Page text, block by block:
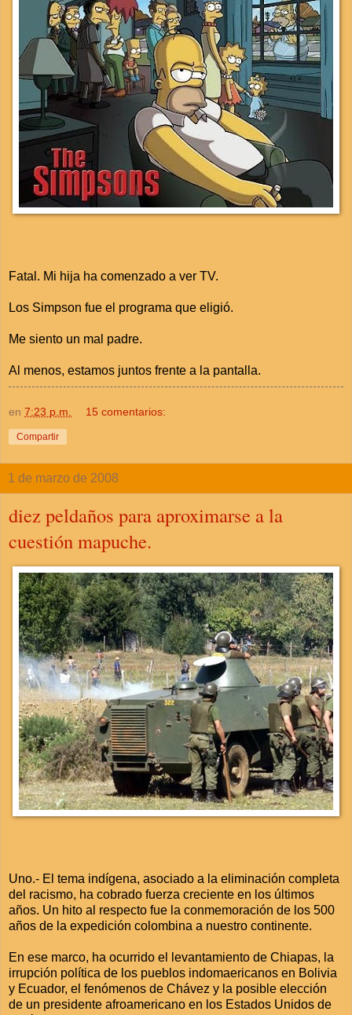
Fatal. Mi hija ha comenzado a ver TV.
Los Simpson fue el programa que eligió.
Me siento un mal padre.
Al menos, estamos juntos frente a la pantalla.
en 7:23 p.m. 15 comentarios:
Compartir
1 de marzo de 2008
diez peldaños para aproximarse a la
cuestión mapuche.
Uno.- El tema indígena, asociado a la eliminación completa
del racismo, ha cobrado fuerza creciente en los últimos
años. Un hito al respecto fue la conmemoración de los 500
años de la expedición colombina a nuestro continente.
En ese marco, ha ocurrido el levantamiento de Chiapas, la
irrupción política de los pueblos indomaericanos en Bolivia
y Ecuador, el fenómenos de Chávez y la posible elección
de un presidente afroamericano en los Estados Unidos de